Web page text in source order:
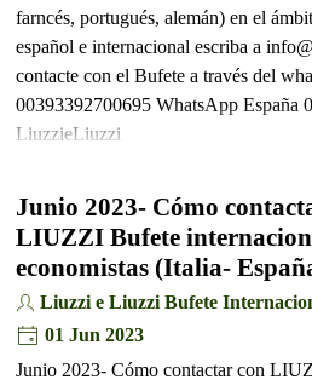
farncés, portugués, alemán) en el
español e internacional escriba a
contacte con el Bufete a través del
00393392700695 WhatsApp España
LiuzzieLiuzzi
Junio 2023- Cómo
LIUZZI Bufete
economistas (Italia-
Liuzzi e Liuzzi Bufete
01 Jun 2023
Junio 2023- Cómo contactar con